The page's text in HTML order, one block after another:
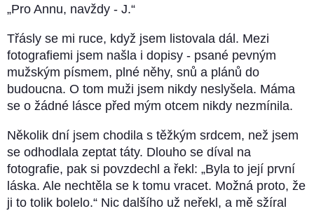
„Pro Annu, navždy - J.“
Třásly se mi ruce, když jsem listovala dál. Mezi
fotografiemi jsem našla i dopisy - psané pevným
mužským písmem, plné něhy, snů a plánů do
budoucna. O tom muži jsem nikdy neslyšela. Máma
se o žádné lásce před mým otcem nikdy nezmínila.
Několik dní jsem chodila s těžkým srdcem, než jsem
se odhodlala zeptat táty. Dlouho se díval na
fotografie, pak si povzdechl a řekl: „Byla to její první
láska. Ale nechtěla se k tomu vracet. Možná proto, že
ji to tolik bolelo.“ Nic dalšího už neřekl, a mě sžíral